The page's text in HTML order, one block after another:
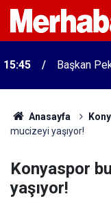
15:45 Başkan
Anasayfa
mucizeyi yaşıyor!
Konyaspor
yaşıyor!